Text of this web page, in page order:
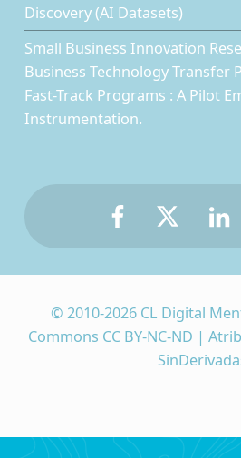
Discovery (AI Datasets)
Small Business Innovation
Business Technology Transfer
Fast-Track Programs : A Pilot
Instrumentation.
© 2010-2026 CL Digital
Commons CC BY-NC-ND |